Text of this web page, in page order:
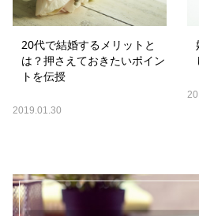
20代で結婚するメリットと
は？押さえておきたいポイン
トを伝授
2019.01.30